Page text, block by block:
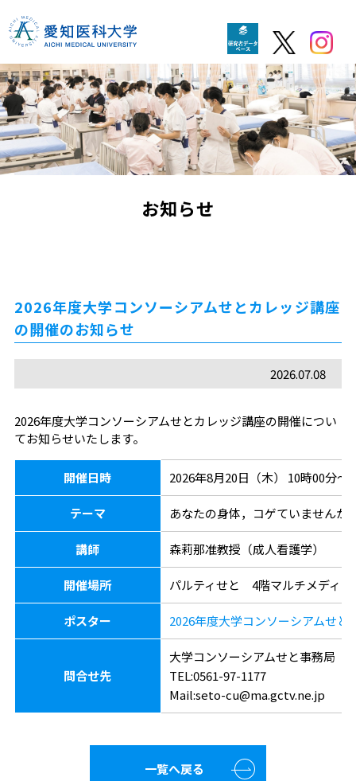
お知らせ
2026年度大学コンソーシアムせとカレッジ講座
の開催のお知らせ
2026.07.08
2026年度大学コンソーシアムせとカレッジ講座の開催につい
てお知らせいたします。
開催日時 2026年8月20日（木） 10時00分～
テーマ あなたの身体，コゲていません
講師 森莉那准教授（成人看護学）
開催場所 パルティせと 4階マルチメディア
ポスター 2026年度大学コンソーシアムせ
問合せ先
大学コンソーシアムせと事務局
TEL:0561-97-1177
Mail:seto-cu@ma.gctv.ne.jp
一覧へ戻る